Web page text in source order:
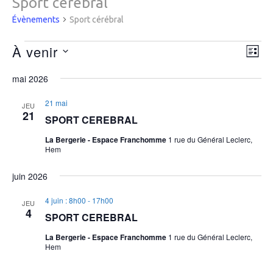
Évènements Sport cérébral
Évènements LISTE
À venir
une
mai 2026
JEU
21 SPORT CEREBRAL
21 mai
La Bergerie - Espace Franchomme 1 rue du Général Leclerc,
Hem
juin 2026
JEU
4 SPORT CEREBRAL
4 juin : 8h00 - 17h00
La Bergerie - Espace Franchomme 1 rue du Général Leclerc,
Hem